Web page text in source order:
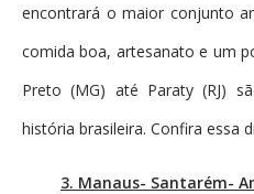
encontrará o maior conjunto
comida boa, artesanato e um
Preto (MG) até Paraty (RJ)
história brasileira. Confira essa
3. Manaus- Santarém-